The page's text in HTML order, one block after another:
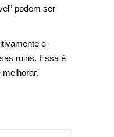
podem ser
e
ruins. Essa é
melhorar.